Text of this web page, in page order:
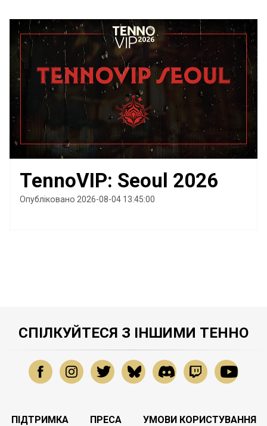
TennoVIP: Seoul 2026
Опубліковано 2026-08-04 13:45:00
СПІЛКУЙТЕСЯ З ІНШИМИ ТЕННО
ПІДТРИМКА ПРЕСА
УМОВИ КОРИСТУВАННЯ